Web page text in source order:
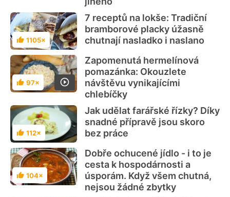
Hodnocení
1105×
7 receptů na lokše: Tradiční
bramborové placky úžasně
chutnají nasladko i naslano
Hodnocení
97×
Zapomenutá hermelínová
pomazánka: Okouzlete
návštěvu vynikajícími
chlebíčky
Hodnocení
112×
Jak udělat farářské řízky? Díky
snadné přípravě jsou skoro
bez práce
Hodnocení
104×
Dobře ochucené jídlo - i to je
cesta k hospodárnosti a
úsporám. Když všem chutná,
nejsou žádné zbytky